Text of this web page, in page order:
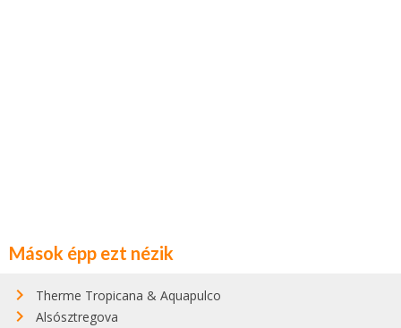
Mások épp ezt nézik
Therme Tropicana & Aquapulco
Alsósztregova